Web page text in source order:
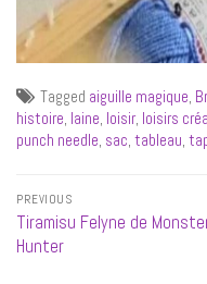
Tagged aiguille magique,
histoire, laine, loisir, loisirs
punch needle, sac, tableau,
Navigation
de
l’article
PREVIOUS
Previous
post:
Tiramisu Felyne de
Hunter